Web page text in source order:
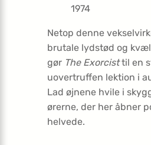
1974
Netop denne
brutale lydstød og
gør The Exorcisttil en
uovertruffen lektion i
Lad øjnene hvile i
ørerne, der her åbner
helvede.